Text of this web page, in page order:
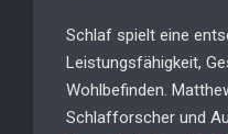
Schlaf spielt eine
Leistungsfähigkeit,
Wohlbefinden.
Schlafforscher und